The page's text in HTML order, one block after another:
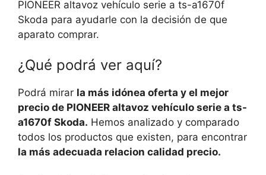
PIONEER altavoz vehículo serie a ts-a1670f
Skoda para ayudarle con la decisión de que
aparato comprar.
¿Qué podrá ver aquí?
Podrá mirar la más idónea oferta y el mejor
precio de PIONEER altavoz vehículo serie a ts-
a1670f Skoda. Hemos analizado y comparado
todos los productos que existen, para encontrar
la más adecuada relacion calidad precio.